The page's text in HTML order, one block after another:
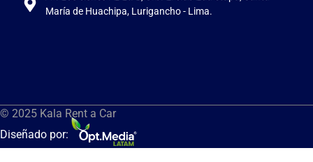
María de Huachipa, Lurigancho - Lima.
© 2025 Kala Rent a Car
Diseñado por: